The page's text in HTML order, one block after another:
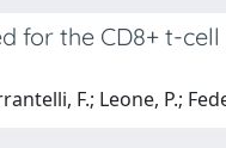
for the CD8+ t-
F.; Leone, P.;